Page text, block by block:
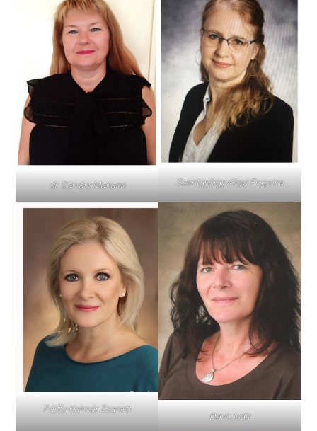
dr. Sárváry Mariann Szentgyörgyvölgyi Fruzsina
Pálffy-Kalmár Zsanett
Dani Judit